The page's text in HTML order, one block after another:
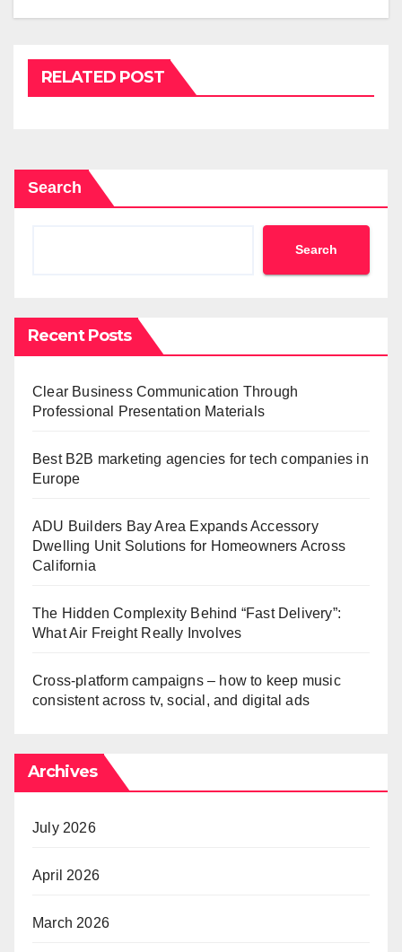
RELATED POST
Search
Search
Recent Posts
Clear Business Communication Through
Professional Presentation Materials
Best B2B marketing agencies for tech companies in
Europe
ADU Builders Bay Area Expands Accessory
Dwelling Unit Solutions for Homeowners Across
California
The Hidden Complexity Behind “Fast Delivery”:
What Air Freight Really Involves
Cross-platform campaigns – how to keep music
consistent across tv, social, and digital ads
Archives
July 2026
April 2026
March 2026